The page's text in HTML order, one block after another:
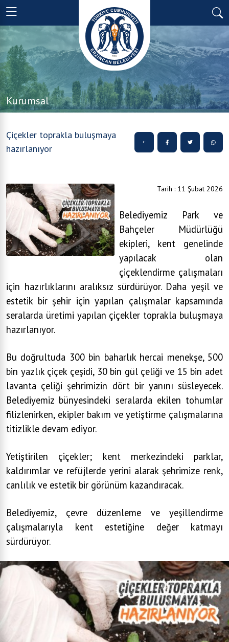
Kurumsal
Çiçekler toprakla buluşmaya
hazırlanıyor
Tarih : 11 Şubat 2026
Belediyemiz Park ve
Bahçeler Müdürlüğü
ekipleri, kent genelinde
yapılacak olan
çiçeklendirme çalışmaları
için hazırlıklarını aralıksız sürdürüyor. Daha yeşil ve
estetik bir şehir için yapılan çalışmalar kapsamında
seralarda üretimi yapılan çiçekler toprakla buluşmaya
hazırlanıyor.
Bu doğrultuda 300 bin baharlık hercai menekşe, 500
bin yazlık çiçek çeşidi, 30 bin gül çeliği ve 15 bin adet
lavanta çeliği şehrimizin dört bir yanını süsleyecek.
Belediyemiz bünyesindeki seralarda ekilen tohumlar
filizlenirken, ekipler bakım ve yetiştirme çalışmalarına
titizlikle devam ediyor.
Yetiştirilen çiçekler; kent merkezindeki parklar,
kaldırımlar ve refüjlerde yerini alarak şehrimize renk,
canlılık ve estetik bir görünüm kazandıracak.
Belediyemiz, çevre düzenleme ve yeşillendirme
çalışmalarıyla kent estetiğine değer katmayı
sürdürüyor.